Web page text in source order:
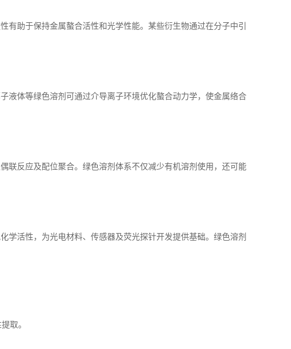
有助于保持金属螯合活性和光学性能。某些衍生物通过在分子中引
液体等绿色溶剂可通过介导离子环境优化螯合动力学，使金属络合
联反应及配位聚合。绿色溶剂体系不仅减少有机溶剂使用，还可能
学活性，为光电材料、传感器及荧光探针开发提供基础。绿色溶剂
取。